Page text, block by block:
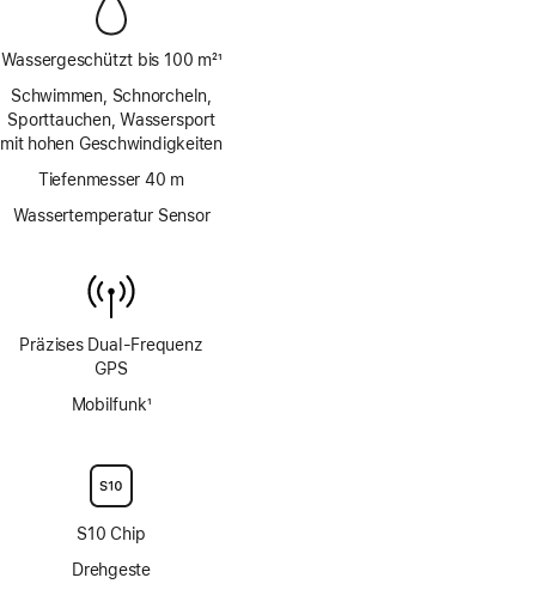
Wassergeschützt bis 100 m21
Schwimmen, Schnorcheln,
Sporttauchen, Wassersport
mit hohen Geschwindigkeiten
Tiefenmesser 40 m
Wassertemperatur Sensor
Präzises Dual‑Frequenz
GPS
Mobilfunk1
S10 Chip
Drehgeste